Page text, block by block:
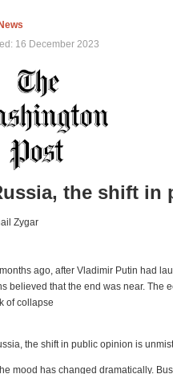
16 December 2023
the shift in
Zygar
ago, after Vladimir Putin had
believed that the end was near. The
of collapse
mood has changed dramatically.